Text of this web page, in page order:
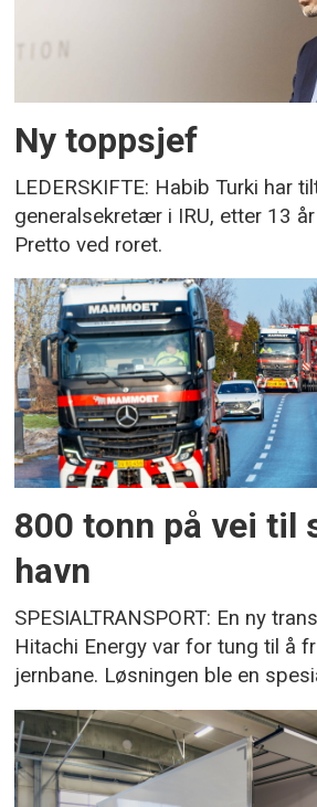
Ny toppsjef
LEDERSKIFTE: Habib Turki har
generalsekretær i IRU, etter 13
Pretto ved roret.
800 tonn på vei til
havn
SPESIALTRANSPORT: En ny
Hitachi Energy var for tung til å
jernbane. Løsningen ble en